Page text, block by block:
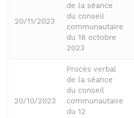
20/11/2023
de la séance
du conseil
communautaire
du 18 octobre
2023
20/10/2023
Procès verbal
de la séance
du conseil
communautaire
du 12